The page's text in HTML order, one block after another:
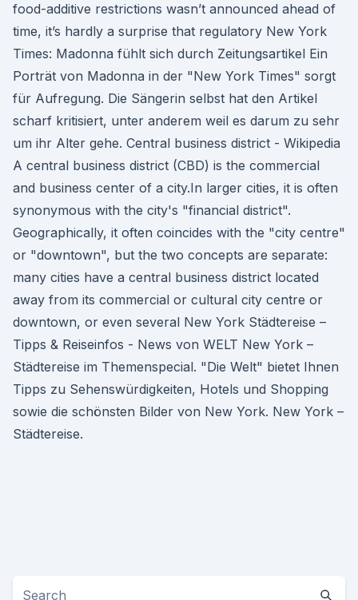
food-additive restrictions wasn’t announced ahead of
time, it’s hardly a surprise that regulatory New York
Times: Madonna fühlt sich durch Zeitungsartikel Ein
Porträt von Madonna in der "New York Times" sorgt
für Aufregung. Die Sängerin selbst hat den Artikel
scharf kritisiert, unter anderem weil es darum zu sehr
um ihr Alter gehe. Central business district - Wikipedia
A central business district (CBD) is the commercial
and business center of a city.In larger cities, it is often
synonymous with the city's "financial district".
Geographically, it often coincides with the "city centre"
or "downtown", but the two concepts are separate:
many cities have a central business district located
away from its commercial or cultural city centre or
downtown, or even several New York Städtereise –
Tipps & Reiseinfos - News von WELT New York –
Städtereise im Themenspecial. "Die Welt" bietet Ihnen
Tipps zu Sehenswürdigkeiten, Hotels und Shopping
sowie die schönsten Bilder von New York. New York –
Städtereise.